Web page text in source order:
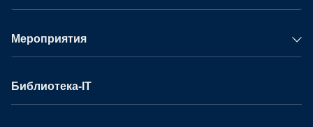
Мероприятия
Библиотека-IT